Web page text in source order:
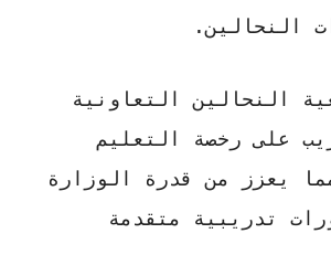
النحالين.
النحالين التعاونية
على رخصة التعليم
مما يعزز من قدرة الوزارة
تدريبية متقدمة